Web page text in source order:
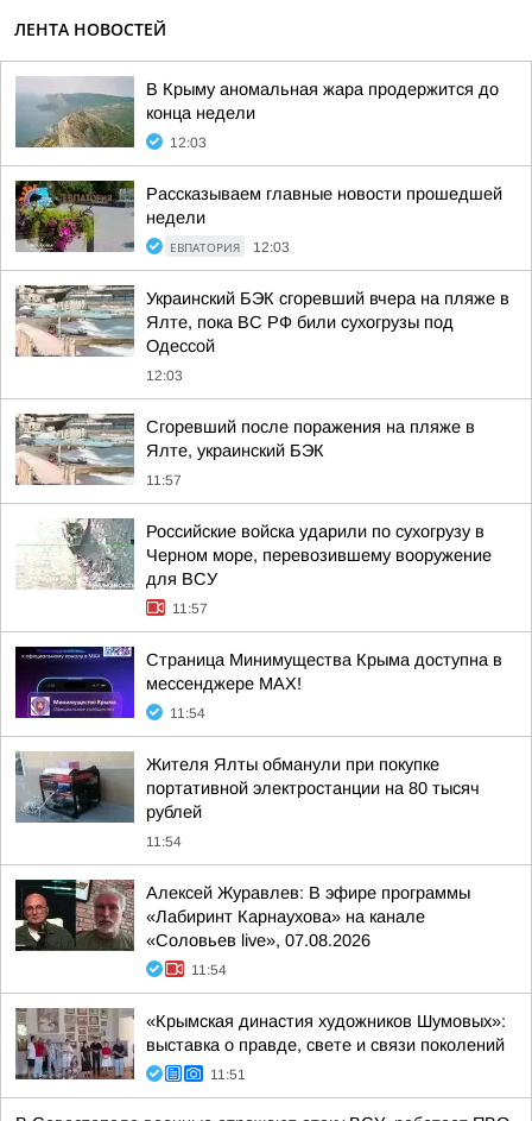
ЛЕНТА НОВОСТЕЙ
В Крыму аномальная жара продержится до
конца недели
12:03
Рассказываем главные новости прошедшей
недели
ЕВПАТОРИЯ 12:03
Украинский БЭК сгоревший вчера на пляже в
Ялте, пока ВС РФ били сухогрузы под
Одессой
12:03
Сгоревший после поражения на пляже в
Ялте, украинский БЭК
11:57
Российские войска ударили по сухогрузу в
Черном море, перевозившему вооружение
для ВСУ
11:57
Страница Минимущества Крыма доступна в
мессенджере МАХ!
11:54
Жителя Ялты обманули при покупке
портативной электростанции на 80 тысяч
рублей
11:54
Алексей Журавлев: В эфире программы
«Лабиринт Карнаухова» на канале
«Соловьев live», 07.08.2026
11:54
«Крымская династия художников Шумовых»:
выставка о правде, свете и связи поколений
11:51